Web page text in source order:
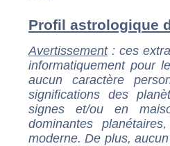
Profil astrologique
Avertissement: ces
informatiquement pour
aucun caractère
significations des
signes et/ou en
dominantes
moderne. De plus,